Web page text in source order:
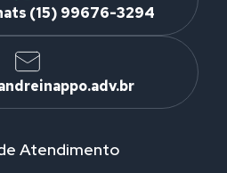
(15) 99676-3294
Atendimento